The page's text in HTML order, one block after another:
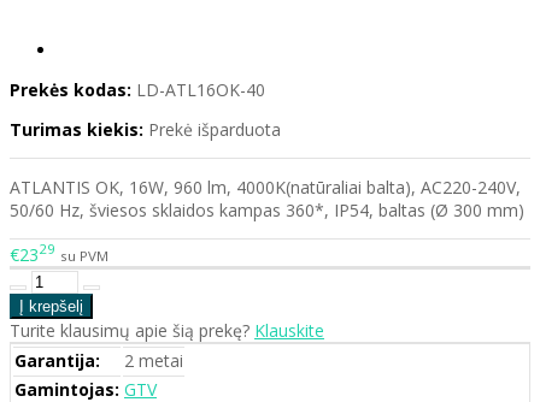
Prekės kodas: LD-ATL16OK-40
Turimas kiekis: Prekė išparduota
ATLANTIS OK, 16W, 960 lm, 4000K(natūraliai balta), AC220-240V,
50/60 Hz, šviesos sklaidos kampas 360*, IP54, baltas (Ø 300 mm)
€2329 su PVM
Turite klausimų apie šią prekę? Klauskite
Garantija:
2 metai
Gamintojas: GTV